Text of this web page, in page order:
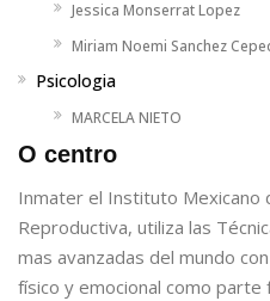
Jessica Monserrat Lopez
Miriam Noemi Sanchez
Psicologia
MARCELA NIETO
O centro
Inmater el Instituto Mexicano
Reproductiva, utiliza las
mas avanzadas del mundo
físico y emocional como